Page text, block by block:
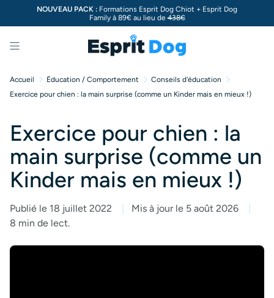
NOUVEAU PACK : Formations Esprit Dog Chiot + Esprit Dog
Family à 89€ au lieu de438€
Menu
Accueil Éducation / Comportement
Conseils d'éducation
Exercice pour chien : la main surprise (comme un Kinder mais en mieux !)
Exercice pour chien : la
main surprise (comme un
Kinder mais en mieux !)
Publié le 18 juillet 2022
Mis à jour le 5 août 2026
8 min de lect.